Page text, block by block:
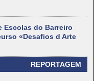
Escolas do Barreiro
«Desafios d Arte
REPORTAGEM